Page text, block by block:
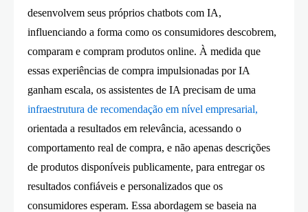
desenvolvem seus próprios chatbots com IA,
influenciando a forma como os consumidores descobrem,
comparam e compram produtos online. À medida que
essas experiências de compra impulsionadas por IA
ganham escala, os assistentes de IA precisam de uma
infraestrutura de recomendação em nível empresarial,
orientada a resultados em relevância, acessando o
comportamento real de compra, e não apenas descrições
de produtos disponíveis publicamente, para entregar os
resultados confiáveis ​​e personalizados que os
consumidores esperam. Essa abordagem se baseia na